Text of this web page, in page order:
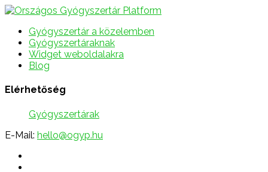
Gyógyszertár a közelemben
Gyógyszertáraknak
Widget weboldalakra
Blog
Elérhetőség
Gyógyszertárak
E-Mail: hello@ogyp.hu